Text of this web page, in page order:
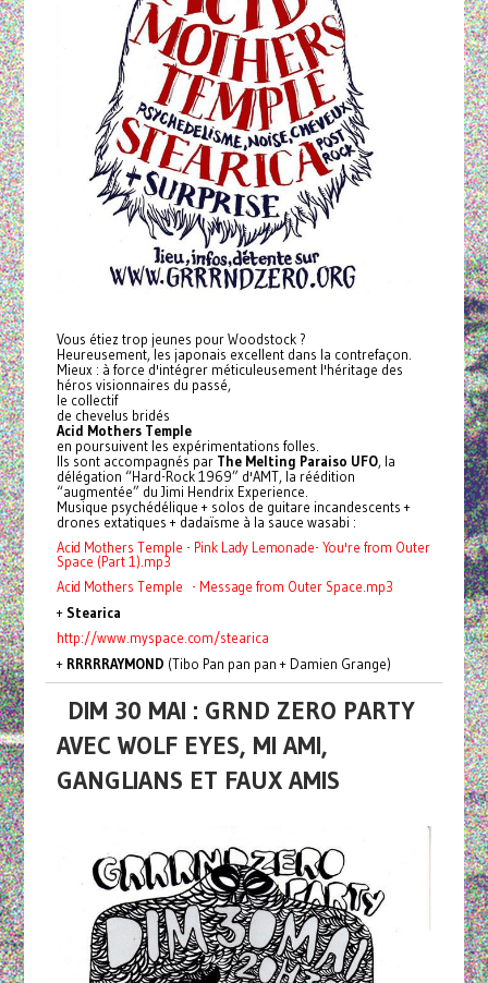
Vous étiez trop jeunes pourWoodstock?
Heureusement, les japonais excellent dans la contrefaçon.
Mieux : à force d'intégrer méticuleusement l'héritage des
héros visionnaires du passé,
le collectif
de chevelus bridés
Acid Mothers Temple
en poursuivent les expérimentations folles.
Ils sont accompagnés par The Melting Paraiso UFO, la
délégation “Hard-Rock 1969” d'AMT, la réédition
“augmentée” du Jimi Hendrix Experience.
Musique psychédélique + solos de guitare incandescents +
drones extatiques + dadaïsme à la sauce wasabi :
Acid Mothers Temple - Pink Lady Lemonade- You're from Outer
Space (Part 1).mp3
Acid Mothers Temple - Message from Outer Space.mp3
+ Stearica
http://www.myspace.com/stearica
+ RRRRRAYMOND (Tibo Pan pan pan + Damien Grange)
DIM 30 MAI : GRND ZERO PARTY
AVEC WOLF EYES, MI AMI,
GANGLIANS ET FAUX AMIS